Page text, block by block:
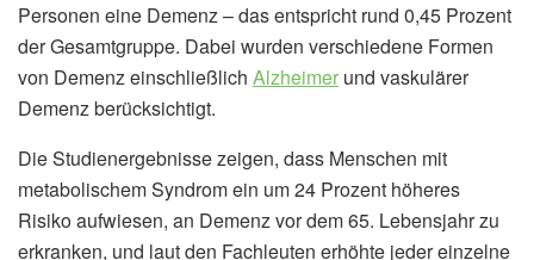
Personen eine Demenz – das entspricht rund 0,45 Prozent
der Gesamtgruppe. Dabei wurden verschiedene Formen
von Demenz einschließlich Alzheimer und vaskulärer
Demenz berücksichtigt.
Die Studienergebnisse zeigen, dass Menschen mit
metabolischem Syndrom ein um 24 Prozent höheres
Risiko aufwiesen, an Demenz vor dem 65. Lebensjahr zu
erkranken, und laut den Fachleuten erhöhte jeder einzelne